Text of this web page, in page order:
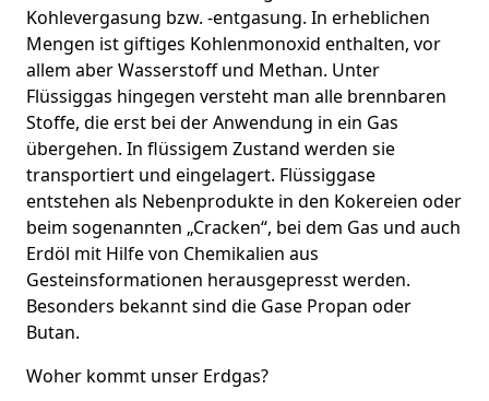
Kohlevergasung bzw. -entgasung. In erheblichen
Mengen ist giftiges Kohlenmonoxid enthalten, vor
allem aber Wasserstoff und Methan. Unter
Flüssiggas hingegen versteht man alle brennbaren
Stoffe, die erst bei der Anwendung in ein Gas
übergehen. In flüssigem Zustand werden sie
transportiert und eingelagert. Flüssiggase
entstehen als Nebenprodukte in den Kokereien oder
beim sogenannten „Cracken“, bei dem Gas und auch
Erdöl mit Hilfe von Chemikalien aus
Gesteinsformationen herausgepresst werden.
Besonders bekannt sind die Gase Propan oder
Butan.
Woher kommt unser Erdgas?